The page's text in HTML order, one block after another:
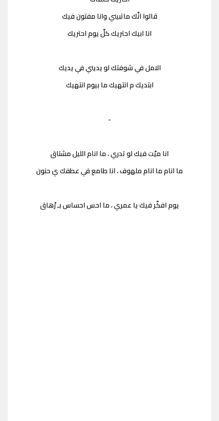
قالوا انّك ماتبيني وانا مفتون فيك
انا ابيك احتريك كلّ يوم احتريك
الامل في شوفتك لو يديني في يديك
ابتديك م انتهيك ما بيوم انتهيك
-
انا ميّت فيك لو تدري ، ما انام الليل مشتاق
ما انام ما انام ملهوف ، انا طامع في عطفك يَ حنون
يوم افكّر فيك يا عمري ، ما احس احساس بـ رْهاق